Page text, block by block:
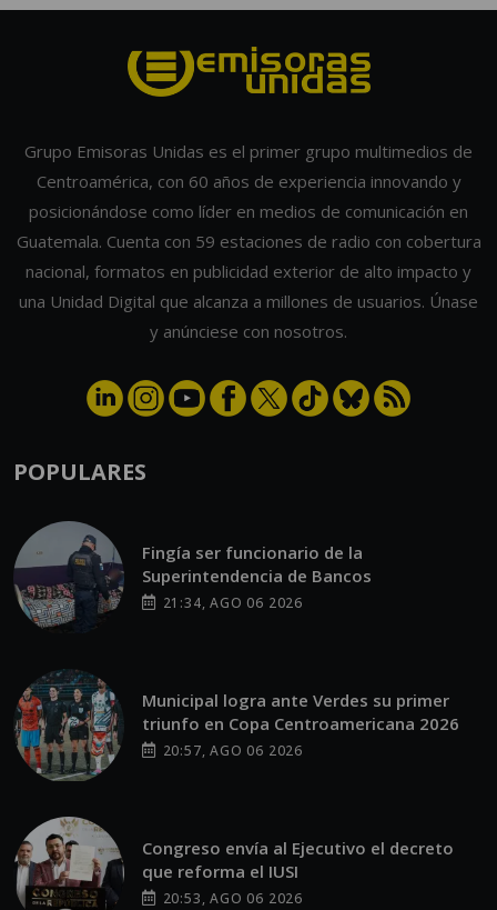
Grupo Emisoras Unidas es el primer grupo multimedios de
Centroamérica, con 60 años de experiencia innovando y
posicionándose como líder en medios de comunicación en
Guatemala. Cuenta con 59 estaciones de radio con cobertura
nacional, formatos en publicidad exterior de alto impacto y
una Unidad Digital que alcanza a millones de usuarios. Únase
y anúnciese con nosotros.
POPULARES
Fingía ser funcionario de la
Superintendencia de Bancos
21:34, AGO 06 2026
Municipal logra ante Verdes su primer
triunfo en Copa Centroamericana 2026
20:57, AGO 06 2026
Congreso envía al Ejecutivo el decreto
que reforma el IUSI
20:53, AGO 06 2026